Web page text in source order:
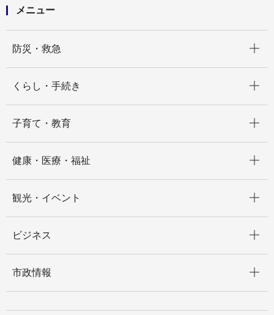
メニュー
防災・救急
くらし・手続き
子育て・教育
健康・医療・福祉
観光・イベント
ビジネス
市政情報